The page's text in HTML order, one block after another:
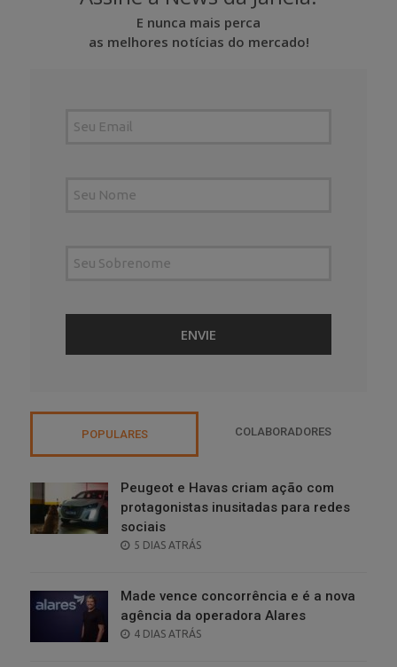
E nunca mais perca
as melhores notícias do mercado!
POPULARES COLABORADORES
Peugeot e Havas criam ação com
protagonistas inusitadas para redes
sociais
POSTED
5 DIAS ATRÁS
Made vence concorrência e é a nova
agência da operadora Alares
POSTED
4 DIAS ATRÁS